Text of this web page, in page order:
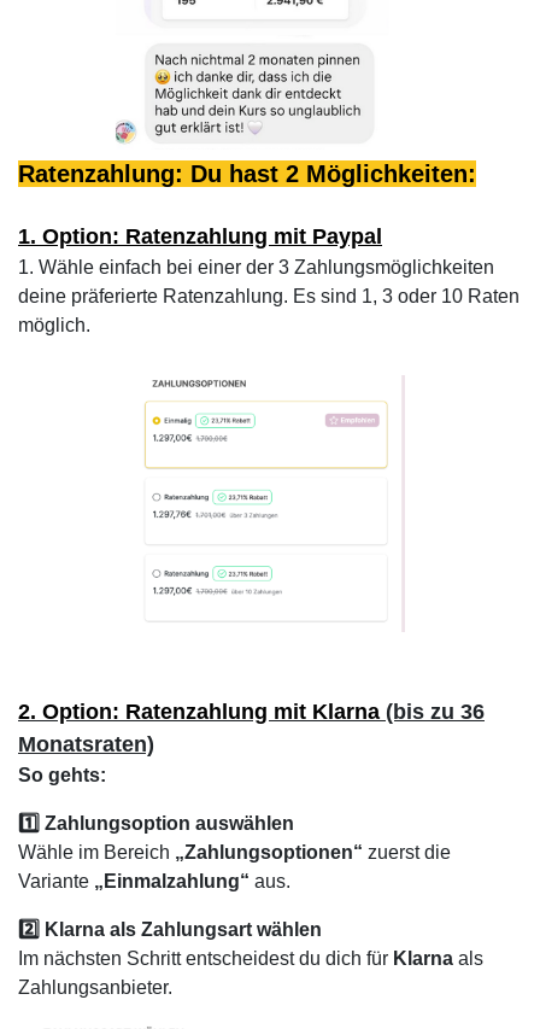
Ratenzahlung: Du hast 2 Möglichkeiten:
1. Option: Ratenzahlung mit Paypal
1. Wähle einfach bei einer der 3 Zahlungsmöglichkeiten
deine präferierte Ratenzahlung. Es sind 1, 3 oder 10 Raten
möglich.
2. Option: Ratenzahlung mit Klarna (bis zu 36
Monatsraten)
So gehts:
1️⃣ Zahlungsoption auswählen
Wähle im Bereich „Zahlungsoptionen“ zuerst die
Variante „Einmalzahlung“ aus.
2️⃣ Klarna als Zahlungsart wählen
Im nächsten Schritt entscheidest du dich für Klarna als
Zahlungsanbieter.